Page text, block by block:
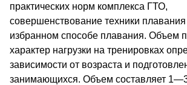
практических норм комплекса ГТО,
совершенствование техники плавания
избранном способе плавания. Объем
характер нагрузки на тренировках
зависимости от возраста и
занимающихся. Объем составляет